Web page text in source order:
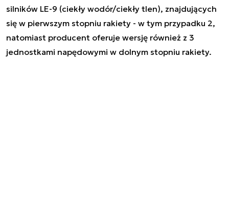
silników LE-9 (ciekły wodór/ciekły tlen), znajdujących
się w pierwszym stopniu rakiety - w tym przypadku 2,
natomiast producent oferuje wersję również z 3
jednostkami napędowymi w dolnym stopniu rakiety.